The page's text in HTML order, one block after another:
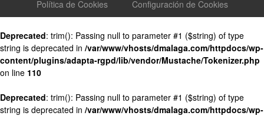
Política de Cookies
Configuración de Cookies
Deprecated: trim(): Passing null to parameter #1 ($string) of type
string is deprecated in /var/www/vhosts/dmalaga.com/httpdocs/wp-
content/plugins/adapta-rgpd/lib/vendor/Mustache/Tokenizer.php
on line 110
Deprecated: trim(): Passing null to parameter #1 ($string) of type
string is deprecated in /var/www/vhosts/dmalaga.com/httpdocs/wp-